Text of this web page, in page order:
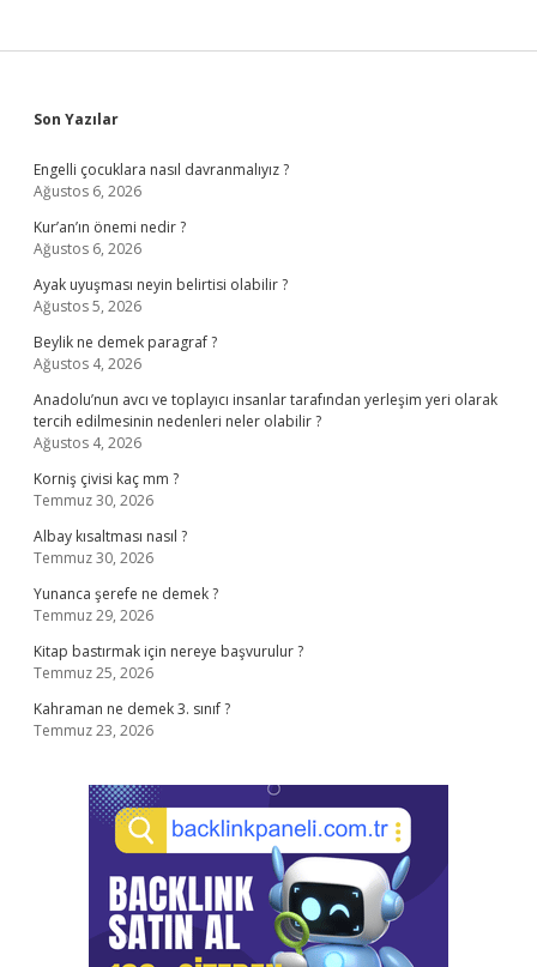
Sidebar
Son Yazılar
Engelli çocuklara nasıl davranmalıyız ?
Ağustos 6, 2026
Kur’an’ın önemi nedir ?
Ağustos 6, 2026
Ayak uyuşması neyin belirtisi olabilir ?
Ağustos 5, 2026
Beylik ne demek paragraf ?
Ağustos 4, 2026
Anadolu’nun avcı ve toplayıcı insanlar tarafından yerleşim yeri olarak
tercih edilmesinin nedenleri neler olabilir ?
Ağustos 4, 2026
Korniş çivisi kaç mm ?
Temmuz 30, 2026
Albay kısaltması nasıl ?
Temmuz 30, 2026
Yunanca şerefe ne demek ?
Temmuz 29, 2026
Kitap bastırmak için nereye başvurulur ?
Temmuz 25, 2026
Kahraman ne demek 3. sınıf ?
Temmuz 23, 2026